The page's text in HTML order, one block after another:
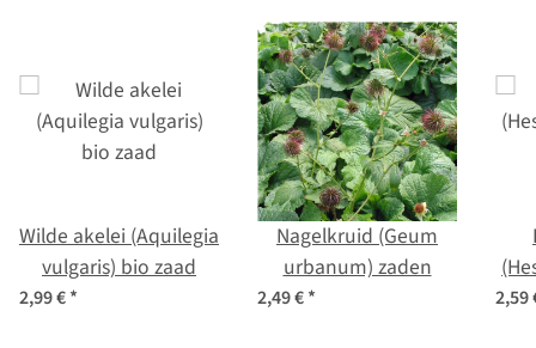
Wilde akelei (Aquilegia
vulgaris) bio zaad
2,99 €*
Nagelkruid (Geum
urbanum) zaden
2,49 €* 2,59